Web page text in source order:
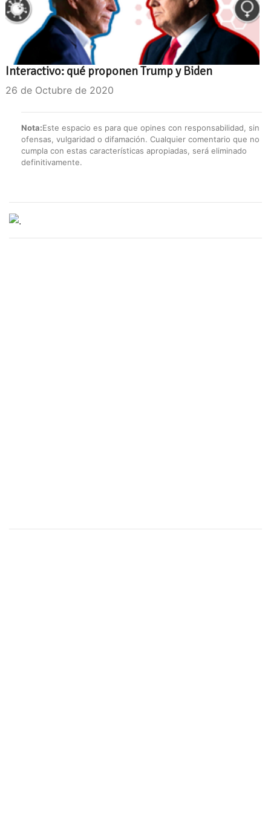
Interactivo: qué proponen Trump y Biden
26 de Octubre de 2020
Nota:Este espacio es para que opines con responsabilidad, sin
ofensas, vulgaridad o difamación. Cualquier comentario que no
cumpla con estas características apropiadas, será eliminado
definitivamente.